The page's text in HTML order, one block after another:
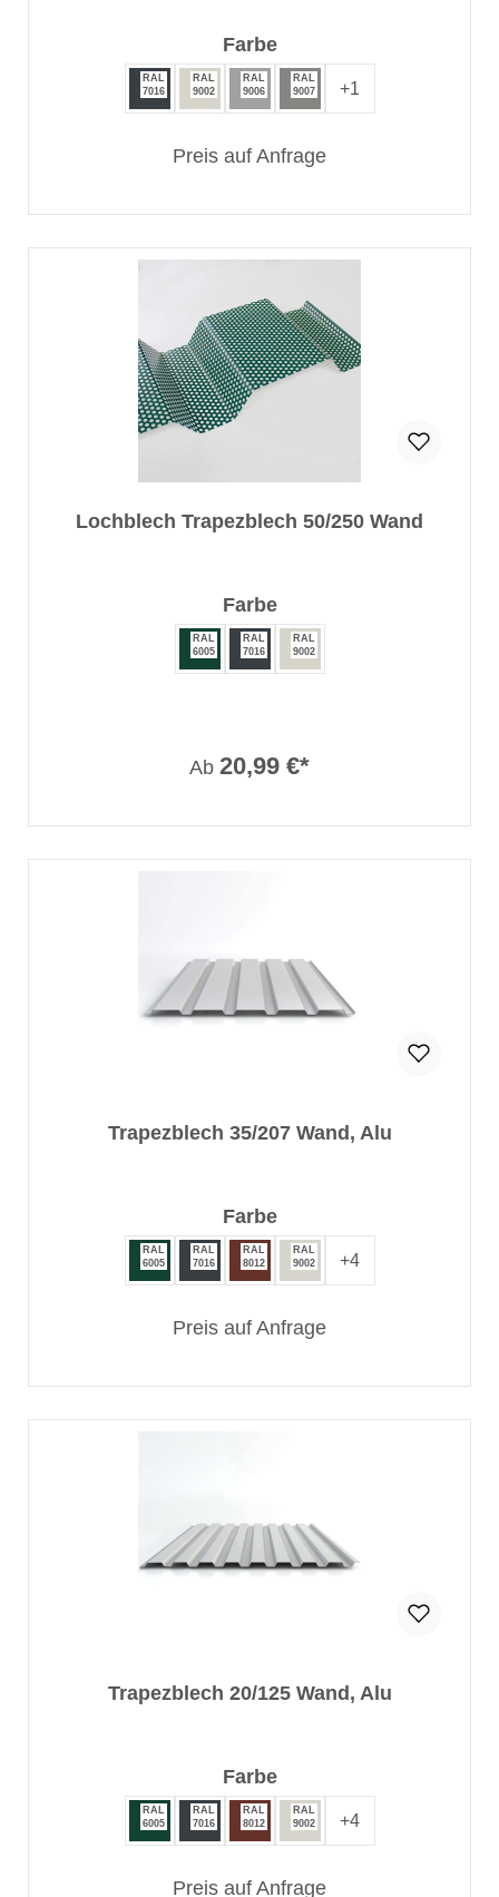
Farbeauswählen
RAL
7016
RAL
9002
RAL
9006
RAL
9007
+1
Preis auf Anfrage
Lochblech Trapezblech 50/250 Wand
Farbeauswählen
RAL
6005
RAL
7016
RAL
9002
Ab 20,99 €*
Trapezblech 35/207 Wand, Alu
Farbeauswählen
RAL
6005
RAL
7016
RAL
8012
RAL
9002
+4
Preis auf Anfrage
Trapezblech 20/125 Wand, Alu
Farbeauswählen
RAL
6005
RAL
7016
RAL
8012
RAL
9002
+4
Preis auf Anfrage